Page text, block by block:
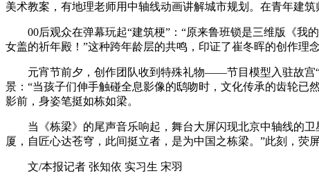
美术教案，有地理老师用中轴线动画讲解城市规划。在青年建
00后观众在弹幕玩起“建筑梗”：“原来鲁班锁是三维版《我
女盖的祈年殿！”这种跨年龄层的共鸣，印证了崔冬晖的创作理
元宵节前夕，创作团队收到特殊礼物——节目模型入驻故宫“
景：“当孩子们伸手触碰全息影像的鸱吻时，文化传承的齿轮已
影前，身姿笔挺如栋如梁。
当《栋梁》的尾声音乐响起，舞台大屏闪现北京中轴线的卫
厦，自匠心达苍穹，此间挺立者，是为中国之栋梁。”此刻，
文/本报记者 张知依 实习生 宋羽